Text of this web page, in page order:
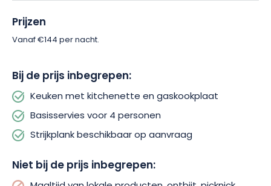
accommodatie. Voltaïsche panelen leveren energie voor
twee dagen en een watersysteem met afvalwaterzuivering
Prijzen
Vanaf €144 per nacht.
Bij de prijs inbegrepen:
Keuken met kitchenette en gaskookplaat
Basisservies voor 4 personen
Strijkplank beschikbaar op aanvraag
Niet bij de prijs inbegrepen: